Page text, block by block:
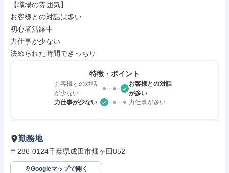
【職場の雰囲気】
お客様との対話は多い
初心者活躍中
力仕事が少ない
決められた時間できっちり
特徴・ポイント
お客様との対話
が少ない
お客様との対話
が多い
力仕事が少ない
力仕事が多い
勤務地
〒286-0124千葉県成田市畑ヶ田852
Googleマップで開く